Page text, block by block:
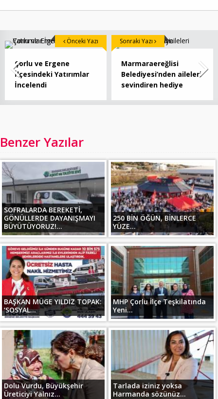
Çorlu ve Ergene
İlçesindeki Yatırımlar
İncelendi
Önceki Yazı
Marmaraereğlisi
Belediyesi’nden aileleri
sevindiren hediye
Sonraki Yazı
Benzer Yazılar
SOFRALARDA BEREKETİ,
GÖNÜLLERDE DAYANIŞMAYI
BÜYÜTÜYORUZ!...
250 BİN ÖĞÜN, BİNLERCE
YÜZE...
BAŞKAN MÜGE YILDIZ TOPAK:
‘SOSYAL...
MHP Çorlu İlçe Teşkilatında
Yeni...
Dolu Vurdu, Büyükşehir
Üreticiyi Yalnız...
Tarlada iziniz yoksa
Harmanda sözünüz...